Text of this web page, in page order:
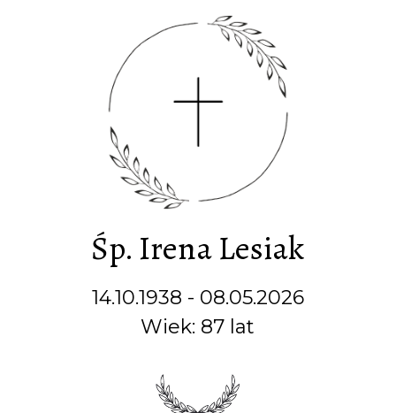
Śp. Irena Lesiak
14.10.1938 - 08.05.2026
Wiek: 87 lat